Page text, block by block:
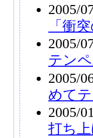
2005/
「衝
2005/
テンペ
2005/
めて
2005/
打ち